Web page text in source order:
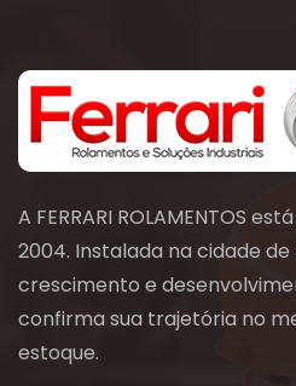
A FERRARI ROLAMENTOS
2004. Instalada na cidade
crescimento e
confirma sua trajetória no
estoque.